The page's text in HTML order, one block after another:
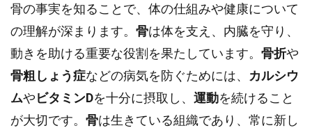
骨の事実を知ることで、体の仕組みや健康について
の理解が深まります。 骨は体を支え、内臓を守り、
動きを助ける重要な役割を果たしています。 骨折や
骨粗しょう症などの病気を防ぐためには、 カルシウ
ムやビタミンDを十分に摂取し、 運動を続けること
が大切です。 骨は生きている組織であり、常に新し